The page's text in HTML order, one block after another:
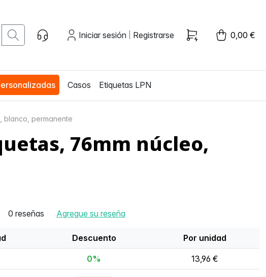
Iniciar sesión Registrarse 0,00 €
Casos Etiquetas LPN
blanco, permanente
76mm núcleo,
0 reseñas Agregue su reseña
Descuento Por unidad
0% 13,96 €